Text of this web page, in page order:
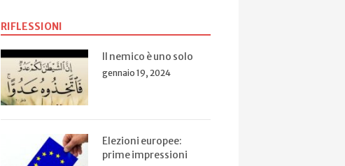
RIFLESSIONI
Il nemico è uno solo
gennaio 19, 2024
Elezioni europee:
prime impressioni